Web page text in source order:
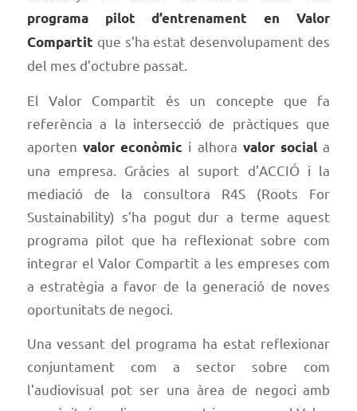
programa pilot d’entrenament en Valor
Compartit que s’ha estat desenvolupament des
del mes d’octubre passat.
El Valor Compartit és un concepte que fa
referència a la intersecció de pràctiques que
aporten valor econòmic i alhora valor social a
una empresa. Gràcies al suport d’ACCIÓ i la
mediació de la consultora R4S (Roots For
Sustainability) s’ha pogut dur a terme aquest
programa pilot que ha reflexionat sobre com
integrar el Valor Compartit a les empreses com
a estratègia a favor de la generació de noves
oportunitats de negoci.
Una vessant del programa ha estat reflexionar
conjuntament com a sector sobre com
l’audiovisual pot ser una àrea de negoci amb